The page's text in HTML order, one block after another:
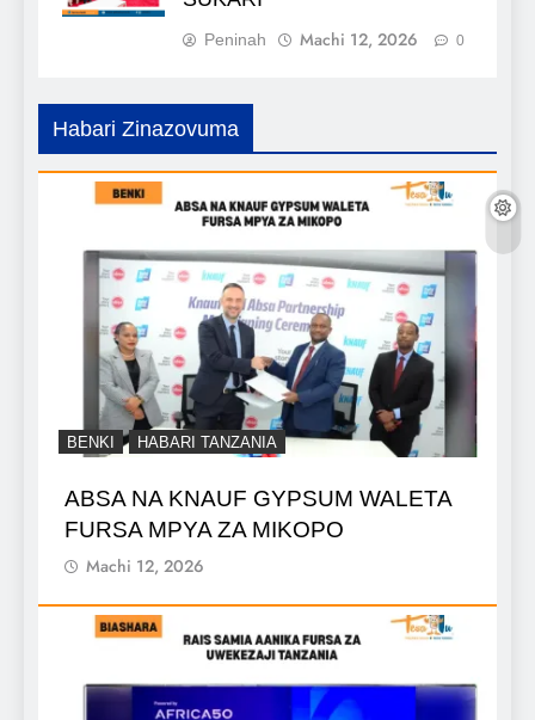
Peninah Machi 12, 2026 0
Habari Zinazovuma
BENKI HABARI TANZANIA
ABSA NA KNAUF GYPSUM WALETA
FURSA MPYA ZA MIKOPO
Machi 12, 2026